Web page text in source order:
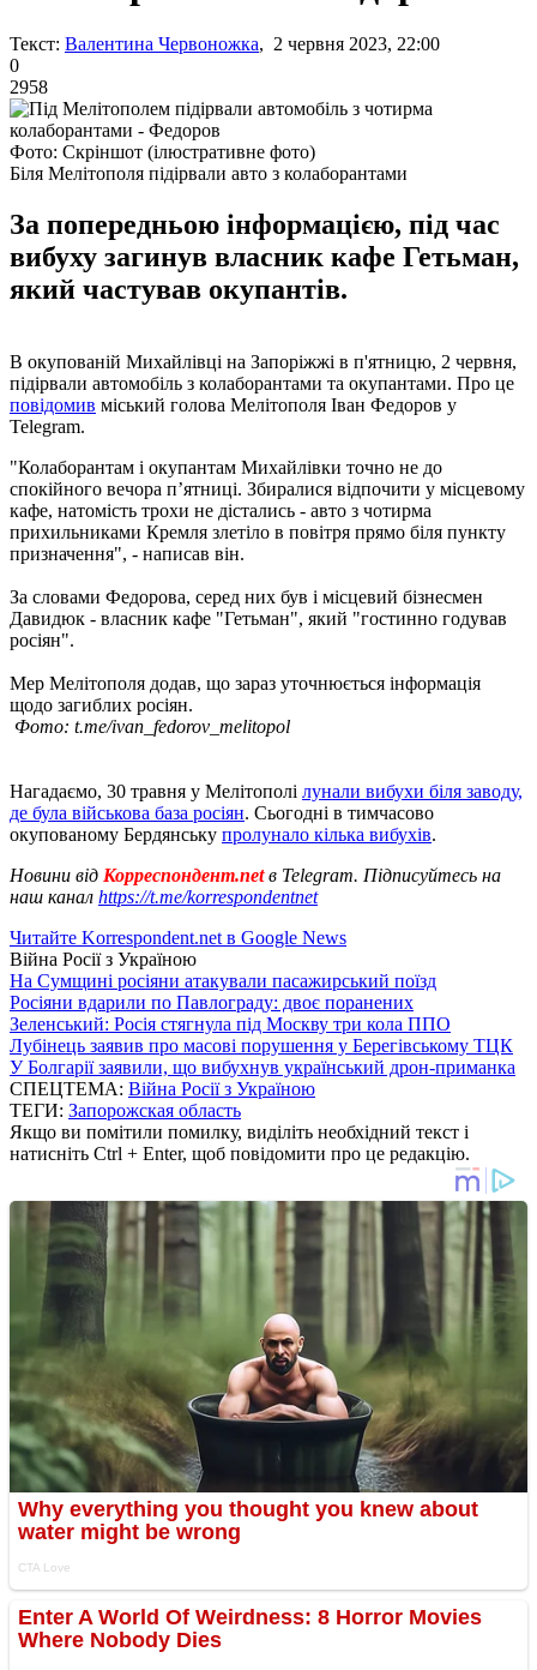
Текст: Валентина Червоножка, 2 червня 2023, 22:00
0
2958
Фото: Скріншот (ілюстративне фото)
Біля Мелітополя підірвали авто з колаборантами
За попередньою інформацією, під час
вибуху загинув власник кафе Гетьман,
який частував окупантів.
В окупованій Михайлівці на Запоріжжі в п'ятницю, 2 червня,
підірвали автомобіль з колаборантами та окупантами. Про це
повідомив міський голова Мелітополя Іван Федоров у
Telegram.
"Колаборантам і окупантам Михайлівки точно не до
спокійного вечора п’ятниці. Збиралися відпочити у місцевому
кафе, натомість трохи не дістались - авто з чотирма
прихильниками Кремля злетіло в повітря прямо біля пункту
призначення", - написав він.
За словами Федорова, серед них був і місцевий бізнесмен
Давидюк - власник кафе "Гетьман", який "гостинно годував
росіян".
Мер Мелітополя додав, що зараз уточнюється інформація
щодо загиблих росіян.
Фото: t.me/ivan_fedorov_melitopol
Нагадаємо, 30 травня у Мелітополі лунали вибухи біля заводу,
де була військова база росіян. Сьогодні в тимчасово
окупованому Бердянську пролунало кілька вибухів.
Новини від Корреспондент.netв Telegram. Підписуйтесь на
наш канал https://t.me/korrespondentnet
Читайте Korrespondent.net в Google News
Війна Росії з Україною
На Сумщині росіяни атакували пасажирський поїзд
Росіяни вдарили по Павлограду: двоє поранених
Зеленський: Росія стягнула під Москву три кола ППО
Лубінець заявив про масові порушення у Берегівському ТЦК
У Болгарії заявили, що вибухнув український дрон-приманка
СПЕЦТЕМА: Війна Росії з Україною
ТЕГИ: Запорожская область
Якщо ви помітили помилку, виділіть необхідний текст і
натисніть Ctrl + Enter, щоб повідомити про це редакцію.